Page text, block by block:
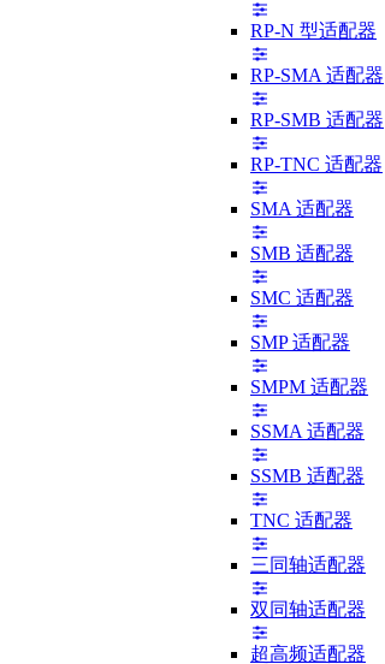
RP-N 型适配器
RP-SMA 适配器
RP-SMB 适配器
RP-TNC 适配器
SMA 适配器
SMB 适配器
SMC 适配器
SMP 适配器
SMPM 适配器
SSMA 适配器
SSMB 适配器
TNC 适配器
三同轴适配器
双同轴适配器
超高频适配器